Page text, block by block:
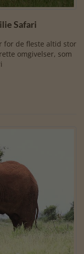
Safari
for de fleste altid stor
omgivelser, som